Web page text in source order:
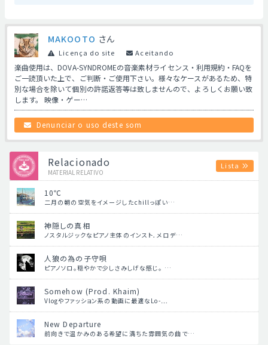
MAKOOTO さん
Licença do site Aceitando
楽曲使用は、DOVA-SYNDROMEの音楽素材ライセンス・利用規約・FAQを
ご一読頂いた上で、ご判断・ご使用下さい。様々なケースがあるため、特
別な場合を除いて個別の許諾返答等は致しませんので、よろしくお願い致
します。 映像・ゲー…
Denunciar o uso deste som
Relacionado
MATERIAL RELATIVO
Lista
10℃
二月の朝の空気をイメージしたchillっぽい…
神隠しの真相
ノスタルジックなピアノ主体のインスト．メロデ…
人狼の為の子守唄
ピアノソロ。穏やかで少しさみしげな感じ。 …
Somehow (Prod. Khaim)
Vlogやファッション系の動画に最適なLo-…
New Departure
前向きで温かみのある希望に満ちた雰囲気の曲で…